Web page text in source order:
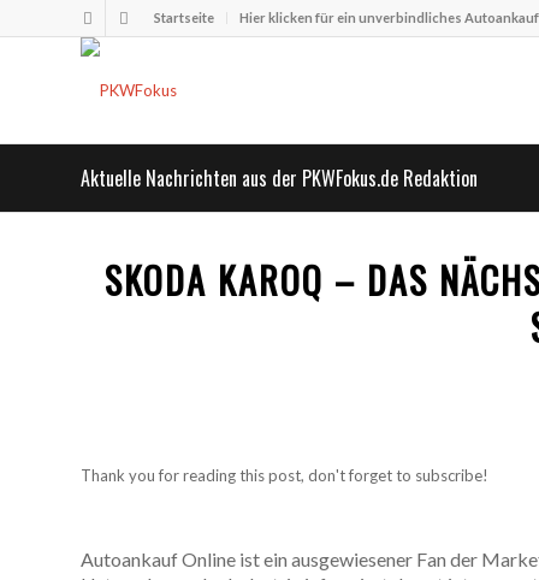
Startseite Hier klicken für ein unverbindliches
Aktuelle Nachrichten aus der PKWFokus.de Redaktion
SKODA KAROQ – DAS
Thank you for reading this post, don't forget to subscribe!
Autoankauf Online ist ein ausgewiesener Fan der